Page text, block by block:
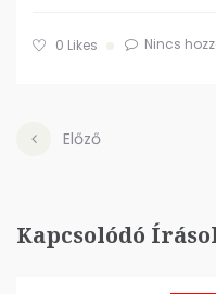
0 Likes Nincs
Előző
Kapcsolódó